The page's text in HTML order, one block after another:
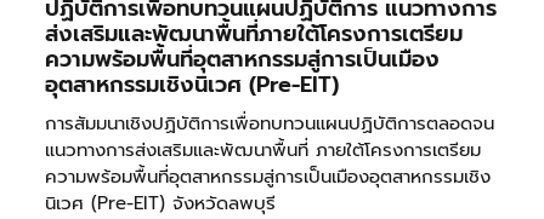
ปฏิบัติการเพื่อทบทวนแผนปฏิบัติการ แนวทางการ
ส่งเสริมและพัฒนาพื้นที่ภายใต้โครงการเตรียม
ความพร้อมพื้นที่อุตสาหกรรมสู่การเป็นเมือง
อุตสาหกรรมเชิงนิเวศ (Pre-EIT)
การสัมมนาเชิงปฏิบัติการเพื่อทบทวนแผนปฏิบัติการตลอดจน
แนวทางการส่งเสริมและพัฒนาพื้นที่ ภายใต้โครงการเตรียม
ความพร้อมพื้นที่อุตสาหกรรมสู่การเป็นเมืองอุตสาหกรรมเชิง
นิเวศ (Pre-EIT) จังหวัดลพบุรี